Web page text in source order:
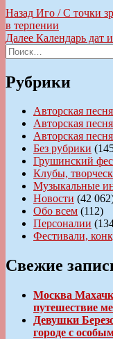
Навигация
по
записям
Назад Предыдущая
запись:
Иго / С точки
в терпении
Далее Следующая
Календарь дат
Искать:
Рубрики
Авторская
Авторская
Авторская
Без рубрики
Грушинский
Клубы,
Музыкальные
Новости (42
Обо всем (112)
Персоналии
Фестивали,
Свежие
Москва
путешествие
Девушки
городе с